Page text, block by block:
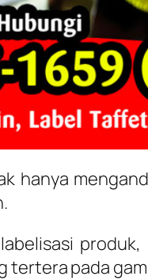
hanya
tertera pada